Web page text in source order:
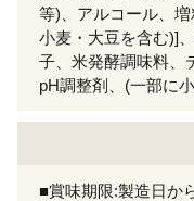
等)、アルコール、
小麦・大豆を含む)]
子、米発酵調味料、
pH調整剤、(一部に
■賞味期限:製造日か